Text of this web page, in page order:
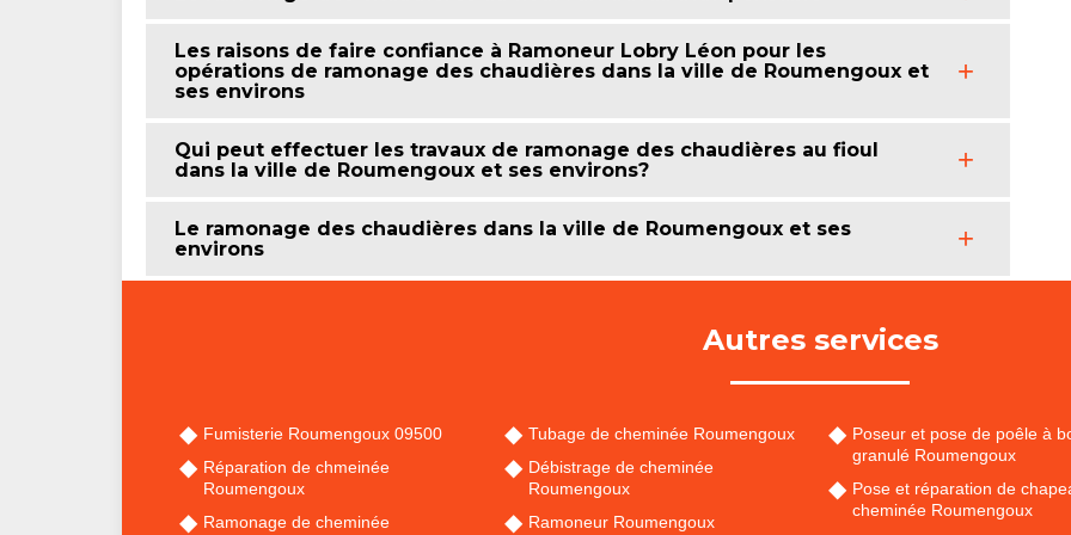
Les raisons de faire confiance à Ramoneur Lobry Léon pour les
opérations de ramonage des chaudières dans la ville de Roumengoux et
ses environs
Qui peut effectuer les travaux de ramonage des chaudières au fioul
dans la ville de Roumengoux et ses environs?
Le ramonage des chaudières dans la ville de Roumengoux et ses
environs
Autres services
Fumisterie Roumengoux 09500
Réparation de chmeinée
Roumengoux
Ramonage de cheminée
Tubage de cheminée Roumengoux
Débistrage de cheminée
Roumengoux
Ramoneur Roumengoux
Poseur et pose de poêle à
granulé Roumengoux
Pose et réparation de
cheminée Roumengoux